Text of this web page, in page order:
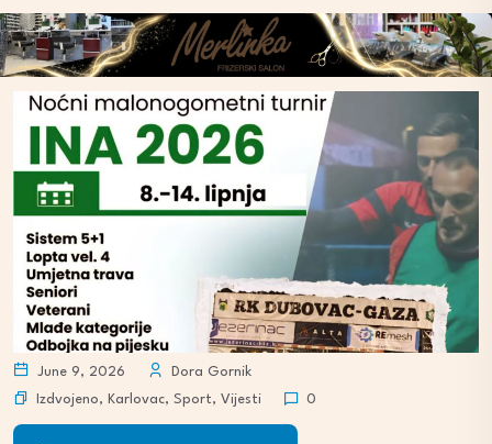
June 9, 2026
Dora Gornik
Izdvojeno, Karlovac, Sport, Vijesti 0